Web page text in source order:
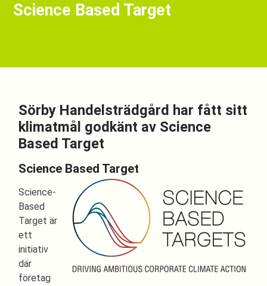
Science Based Target
Sörby Handelsträdgård har fått sitt
klimatmål godkänt av Science
Based Target
Science Based Target
Science-
Based
Target är
ett
initiativ
där
företag